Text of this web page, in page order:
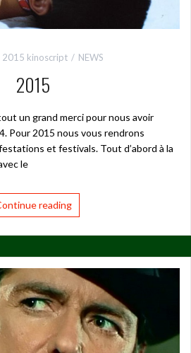
2015 kinoscript NEWS
2015
un grand merci pour nous avoir
Pour 2015 nous vous rendrons
et festivals. Tout d’abord à la
le
reading